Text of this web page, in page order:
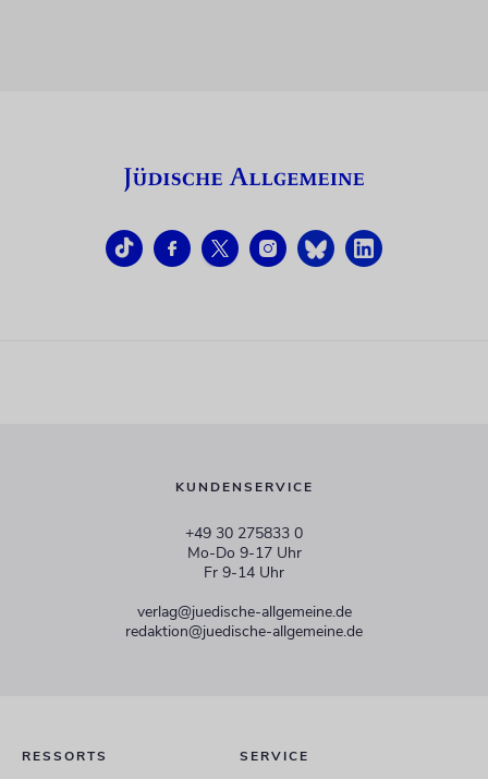
KUNDENSERVICE
+49 30 275833 0
Mo-Do 9-17 Uhr
Fr 9-14 Uhr
verlag@juedische-allgemeine.de
redaktion@juedische-allgemeine.de
RESSORTS SERVICE